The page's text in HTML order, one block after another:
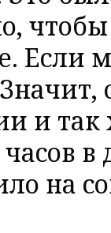
Если
и так
в
на